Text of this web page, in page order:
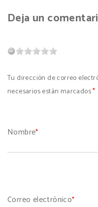
Deja un
Tu dirección de correo
necesarios están marcados*
Nombre*
Correo electrónico*